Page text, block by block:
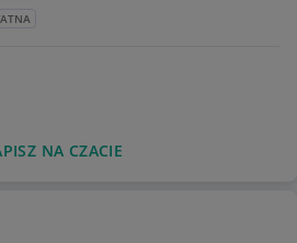
NA CZACIE